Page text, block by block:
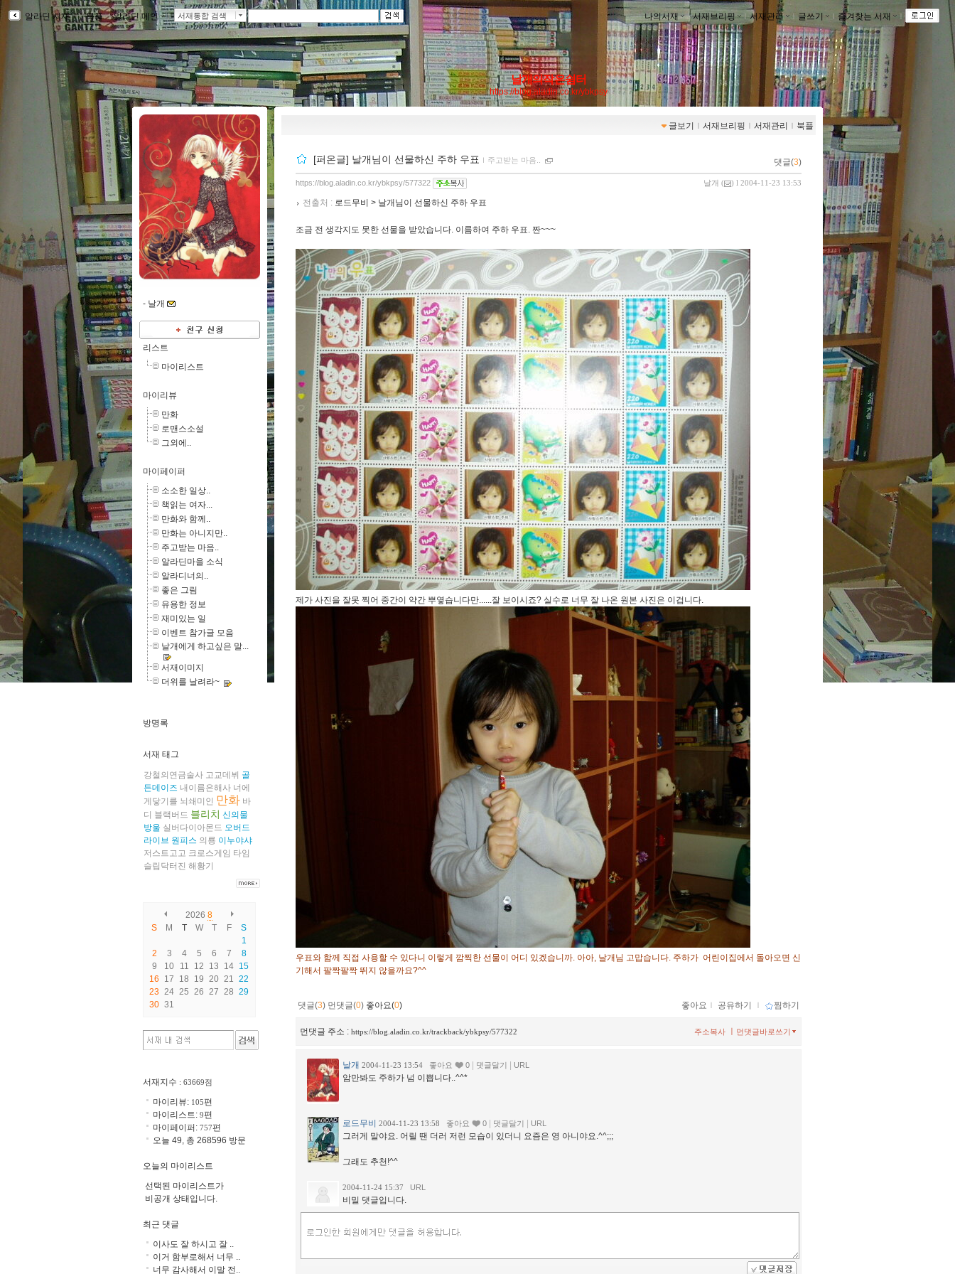
알라딘 서재 ｌ북플ｌ알라딘 메인 ｌ 서재통합 검색 나의서재 ｌ서재브리핑 ｌ서재관리 ｌ 글쓰기 즐겨찾는 서재 ｌ
날개의작은쉼터
https://blog.aladin.co.kr/ybkpsy
글보기 ｌ 서재브리핑 ｌ 서재관리 ｌ 북플
[퍼온글] 날개님이 선물하신 주하 우표 ｌ 주고받는 마음.. 댓글(3)
날개 ( ) l 2004-11-23 13:53
https://blog.aladin.co.kr/ybkpsy/577322
전출처 : 로드무비 > 날개님이 선물하신 주하 우표
조금 전 생각지도 못한 선물을 받았습니다. 이름하여 주하 우표. 짠~~~
제가 사진을 잘못 찍어 중간이 약간 뿌옇습니다만......잘 보이시죠? 실수로 너무 잘 나온 원본 사진은 이겁니다.
우표와 함께 직접 사용할 수 있다니 이렇게 깜찍한 선물이 어디 있겠습니까. 아아, 날개님 고맙습니다. 주하가 어린이집에서 돌아오면 신
기해서 팔짝팔짝 뛰지 않을까요?^^
댓글(3) 먼댓글(0) 좋아요(0) 좋아요 ｌ 공유하기 ｌ 찜하기
먼댓글 주소 : https://blog.aladin.co.kr/trackback/ybkpsy/577322 먼댓글바로쓰기
주소복사 ㅣ
날개 2004-11-23 13:54 좋아요 0 | 댓글달기 | URL
암만봐도 주하가 넘 이쁩니다..^^*
로드무비 2004-11-23 13:58 좋아요 0 | 댓글달기 | URL
그러게 말야요. 어릴 땐 더러 저런 모습이 있더니 요즘은 영 아니야요.^^;;;
그래도 추천!^^
2004-11-24 15:37 URL
비밀 댓글입니다.
- 날개
리스트
마이리스트
마이리뷰
만화
로맨스소설
그외에..
마이페이퍼
소소한 일상..
책읽는 여자...
만화와 함께..
만화는 아니지만..
주고받는 마음..
알라딘마을 소식
알라디너의..
좋은 그림
유용한 정보
재미있는 일
이벤트 참가글 모음
날개에게 하고싶은 말...
서재이미지
더위를 날려라~
방명록
서재 태그
강철의연금술사 고교데뷔 골
든데이즈 내이름은해사 너에
게닿기를 뇌쇄미인 만화 바
디 블랙버드 블리치 신의물
방울 실버다이아몬드 오버드
라이브 원피스 의룡 이누야샤
저스트고고 크로스게임 타임
슬립닥터진 해황기
2026 8
S
M T W T F
S
1
2
3 4 5 6 7
8
9
10 11 12 13 14 15
16
17 18 19 20 21 22
23 24 25 26 27 28 29
30 31
서재지수 : 63669점
마이리뷰: 105편
마이리스트: 9편
마이페이퍼: 757편
오늘 49, 총 268596 방문
오늘의 마이리스트
선택된 마이리스트가
비공개 상태입니다.
최근 댓글
이사도 잘 하시고 잘 ..
이거 함부로해서 너무 ..
너무 감사해서 이말 전..